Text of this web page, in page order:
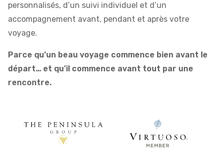
personnalisés, d’un suivi individuel et d’un
accompagnement avant, pendant et après votre
voyage.
Parce qu’un beau voyage commence bien avant le
départ… et qu’il commence avant tout par une
rencontre.